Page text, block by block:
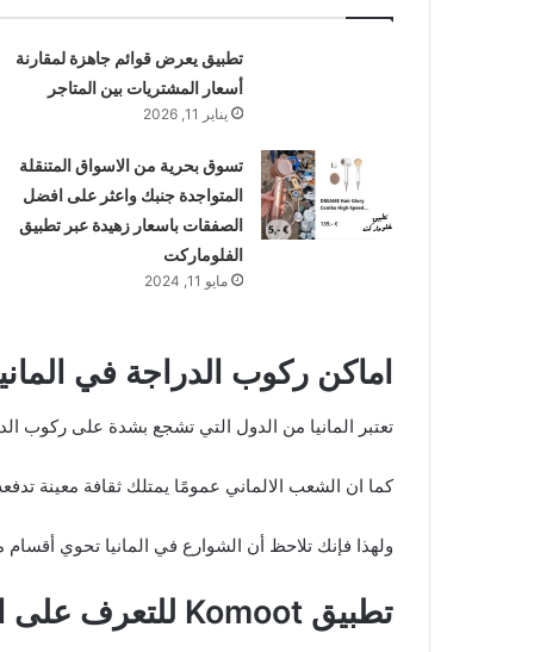
تطبيق يعرض قوائم جاهزة لمقارنة
أسعار المشتريات بين المتاجر
يناير 11, 2026
تسوق بحرية من الاسواق المتنقلة
المتواجدة جنبك واعثر على افضل
الصفقات باسعار زهيدة عبر تطبيق
الفلوماركت
مايو 11, 2024
اماكن ركوب الدراجة في
تعتبر المانيا من الدول التي تشجع بشدة على ركوب
كما ان الشعب الالماني عمومًا يمتلك ثقافة معينة
ولهذا فإنك تلاحظ أن الشوارع في المانيا تحوي
تطبيق Komoot للتعرف على اماكن ركوب الدراجة الهوائية